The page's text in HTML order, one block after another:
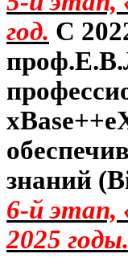
год. С
xBase++
знаний (
6-й этап,
2025 годы.